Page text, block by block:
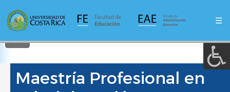
contenido
principal
☰
Maestría Profesional en